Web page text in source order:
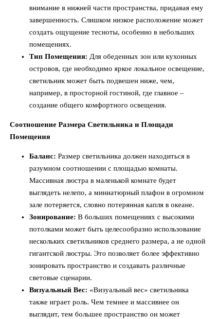
внимание в нижней части пространства, придавая ему
завершенность. Слишком низкое расположение может
создать ощущение тесноты, особенно в небольших
помещениях.
Тип Помещения: Для обеденных зон или кухонных
островов, где необходимо яркое локальное освещение,
светильник может быть подвешен ниже, чем,
например, в просторной гостиной, где главное –
создание общего комфортного освещения.
Соотношение Размера Светильника и Площади
Помещения
Баланс: Размер светильника должен находиться в
разумном соотношении с площадью комнаты.
Массивная люстра в маленькой комнате будет
выглядеть нелепо, а миниатюрный плафон в огромном
зале потеряется, словно потерянная капля в океане.
Зонирование: В больших помещениях с высокими
потолками может быть целесообразно использование
нескольких светильников среднего размера, а не одной
гигантской люстры. Это позволяет более эффективно
зонировать пространство и создавать различные
световые сценарии.
Визуальный Вес: «Визуальный вес» светильника
также играет роль. Чем темнее и массивнее он
выглядит, тем большее пространство он может